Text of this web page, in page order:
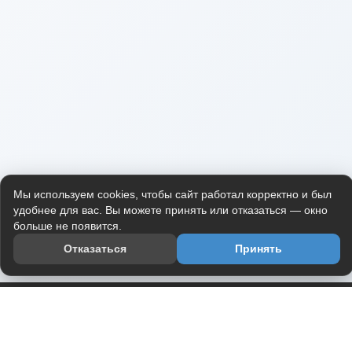
Мы используем cookies, чтобы сайт работал корректно и был
удобнее для вас. Вы можете принять или отказаться — окно
больше не появится.
Отказаться
Принять